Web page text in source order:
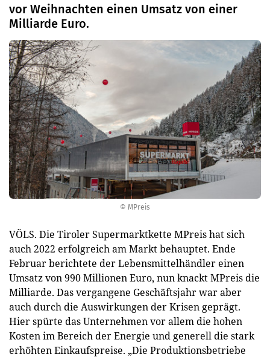
© MPreis
vor Weihnachten einen Umsatz von einer
Milliarde Euro.
VÖLS. Die Tiroler Supermarktkette MPreis hat sich
auch 2022 erfolgreich am Markt behauptet. Ende
Februar berichtete der Lebensmittelhändler einen
Umsatz von 990 Millionen Euro, nun knackt MPreis die
Milliarde. Das vergangene Geschäftsjahr war aber
auch durch die Auswirkungen der Krisen geprägt.
Hier spürte das Unternehmen vor allem die hohen
Kosten im Bereich der Energie und generell die stark
erhöhten Einkaufspreise. „Die Produktionsbetriebe